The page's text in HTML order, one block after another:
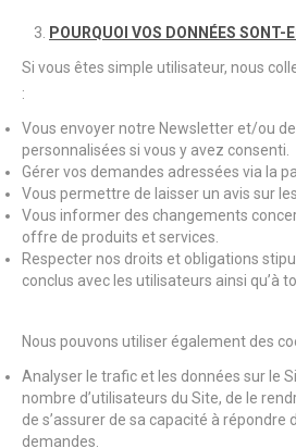
POURQUOI VOS DONNÉES SONT-
Si vous êtes simple utilisateur, nous
:
Vous envoyer notre Newsletter et/ou
personnalisées si vous y avez consenti.
Gérer vos demandes adressées via la
Vous permettre de laisser un avis sur
Vous informer des changements
offre de produits et services.
Respecter nos droits et obligations
conclus avec les utilisateurs ainsi qu’à
Nous pouvons utiliser également des
Analyser le trafic et les données sur le
nombre d’utilisateurs du Site, de le
de s’assurer de sa capacité à répondre
demandes.